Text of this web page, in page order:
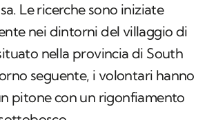
Le ricerche sono iniziate
nei dintorni del villaggio di
nella provincia di South
seguente, i volontari hanno
pitone con un rigonfiamento